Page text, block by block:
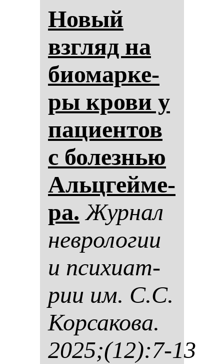
Но­вый
взгляд на
би­омар­ке­
ры кро­ви у
па­ци­ен­тов
с бо­лез­нью
Альцгей­ме­
ра. Жур­нал
нев­ро­ло­гии
и пси­хи­ат­
рии им. С.С.
Кор­са­ко­ва.
2025;(12):7-13